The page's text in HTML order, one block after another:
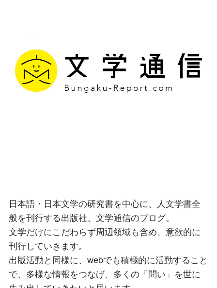
日本語・日本文学の研究書を中心に、人文学書全
般を刊行する出版社、文学通信のブログ。
文学だけにこだわらず周辺領域も含め、意欲的に
刊行していきます。
出版活動と同様に、webでも積極的に活動すること
で、多様な情報をつなげ、多くの「問い」を世に